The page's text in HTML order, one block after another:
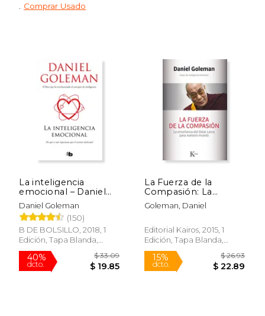
15% 15%
dcto.
Comprar Usado
La inteligencia
emocional – Daniel
Goleman
Daniel Goleman
(150)
B DE BOLSILLO, 2018, 1
Edición, Tapa Blanda,
Nuevo
La Fuerza de la
Compasión: La
Enseñanza del Dalai
Lama Para Nuestro
Goleman, Daniel
Editorial Kairos, 2015, 1
Edición, Tapa Blanda,
Nuevo